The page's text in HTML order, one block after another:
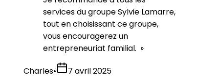
services du groupe Sylvie Lamarre,
tout en choisissant ce groupe,
vous encouragerez un
entrepreneuriat familial. »
Charles•
7 avril 2025